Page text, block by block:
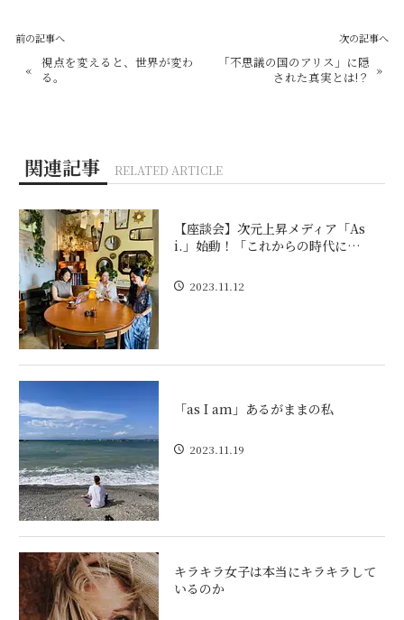
前の記事へ
« 視点を変えると、世界が変わ
る。
次の記事へ
「不思議の国のアリス」に隠
された真実とは!？
»
関連記事 RELATED ARTICLE
【座談会】次元上昇メディア「As
i.」始動！「これからの時代に…
2023.11.12
「as I am」あるがままの私
2023.11.19
キラキラ女子は本当にキラキラして
いるのか